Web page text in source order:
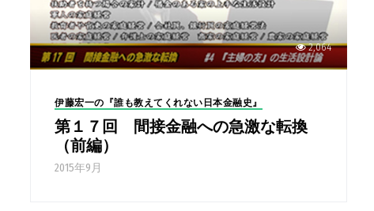
2,064
伊藤宏一の『誰も教えてくれない日本金融史』
第１７回 間接金融への急激な転換
（前編）
2015年9月